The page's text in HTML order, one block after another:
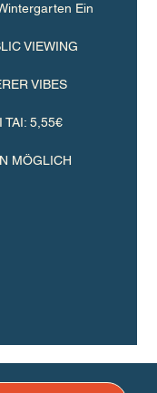
Ein
VIEWING
VIBES
TAI: 5,55€
MÖGLICH